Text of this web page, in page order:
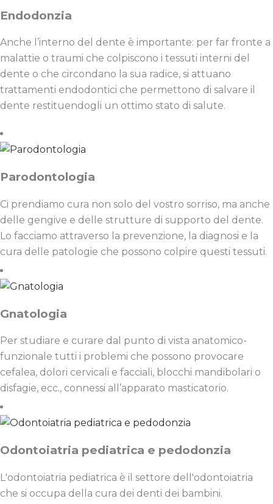
Endodonzia
Anche l’interno del dente è importante: per far fronte a
malattie o traumi che colpiscono i tessuti interni del
dente o che circondano la sua radice, si attuano
trattamenti endodontici che permettono di salvare il
dente restituendogli un ottimo stato di salute.
Parodontologia
Ci prendiamo cura non solo del vostro sorriso, ma anche
delle gengive e delle strutture di supporto del dente.
Lo facciamo attraverso la prevenzione, la diagnosi e la
cura delle patologie che possono colpire questi tessuti.
Gnatologia
Per studiare e curare dal punto di vista anatomico-
funzionale tutti i problemi che possono provocare
cefalea, dolori cervicali e facciali, blocchi mandibolari o
disfagie, ecc., connessi all’apparato masticatorio.
Odontoiatria pediatrica e pedodonzia
L'odontoiatria pediatrica è il settore dell'odontoiatria
che si occupa della cura dei denti dei bambini.